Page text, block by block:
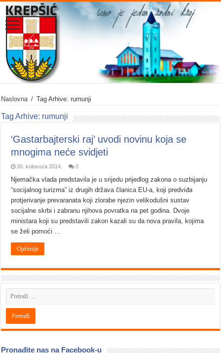
Naslovna / Tag Arhive: rumunji
Tag Arhive: rumunji
‘Gastarbajterski raj’ uvodi novinu koja se
mnogima neće svidjeti
30. kolovoza 2014. 0
Njemačka vlada predstavila je u srijedu prijedlog zakona o suzbijanju
“socijalnog turizma” iz drugih država članica EU-a, koji predviđa
protjerivanje prevaranata koji zlorabe njezin velikodušni sustav
socijalne skrbi i zabranu njihova povratka na pet godina. Dvoje
ministara koji su predstavili zakon kazali su da nova pravila, kojima
se želi pomoći …
Opširnije
Pronađite nas na Facebook-u